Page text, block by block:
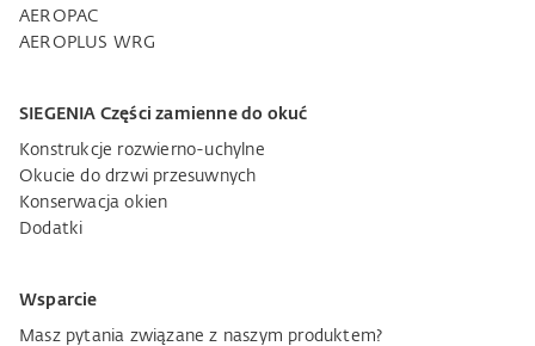
AEROPAC
AEROPLUS WRG
SIEGENIA Części zamienne do okuć
Konstrukcje rozwierno-uchylne
Okucie do drzwi przesuwnych
Konserwacja okien
Dodatki
Wsparcie
Masz pytania związane z naszym produktem?